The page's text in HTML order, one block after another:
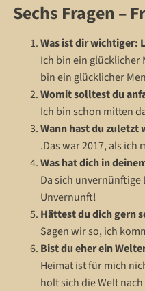
Sechs Fragen –
Was ist dir wichtiger:
Ich bin ein glücklicher
bin ein glücklicher
Womit solltest du
Ich bin schon mitten
Wann hast du zuletzt
.Das war 2017, als
Was hat dich in
Da sich
Unvernunft!
Hättest du dich gern
Sagen wir so, ich
Bist du eher ein
Heimat ist für mich
holt sich die Welt